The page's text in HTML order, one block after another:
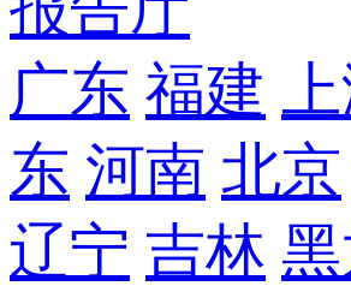
广东 福建
东 河南 北京
辽宁 吉林